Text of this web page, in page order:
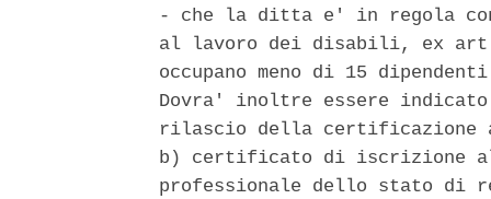
- che la ditta e' in regola
al lavoro dei disabili, ex
occupano meno di 15
Dovra' inoltre essere
rilascio della certificazione
b) certificato di iscrizione
professionale dello stato di